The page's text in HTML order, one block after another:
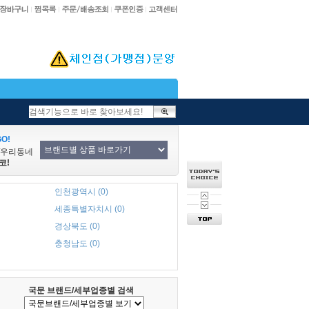
리동네
!
인천광역시 (0)
세종특별자치시 (0)
경상북도 (0)
충청남도 (0)
국문 브랜드/세부업종별 검색